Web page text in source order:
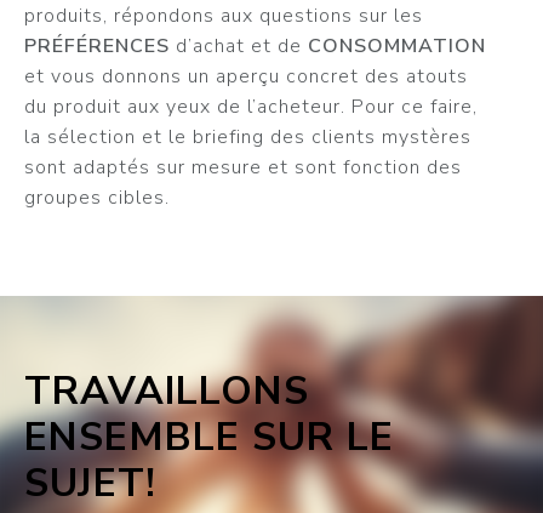
produits, répondons aux questions sur les
PRÉFÉRENCES d’achat et de CONSOMMATION
et vous donnons un aperçu concret des atouts
du produit aux yeux de l’acheteur. Pour ce faire,
la sélection et le briefing des clients mystères
sont adaptés sur mesure et sont fonction des
groupes cibles.
TRAVAILLONS
ENSEMBLE SUR LE
SUJET!